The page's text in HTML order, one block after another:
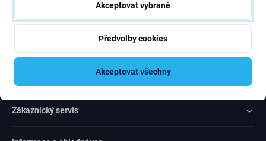
Zákaznický servis
Akceptovat vybrané
Předvolby cookies
Akceptovat všechny